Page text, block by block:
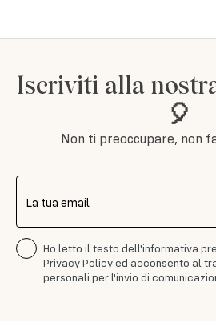
Iscriviti alla
🎈
Non ti preoccupare, non
La tua email
Ho letto il testo dell'informativa
Privacy Policy ed acconsento al
personali per l'invio di